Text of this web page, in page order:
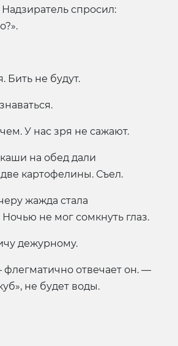
Надзиратель спросил:
Бить не будут.
У нас зря не сажают.
на обед дали
картофелины. Съел.
жажда стала
не мог сомкнуть глаз.
дежурному.
отвечает он. —
не будет воды.